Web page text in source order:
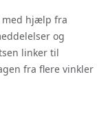
med hjælp fra
og
linker til
fra flere vinkler